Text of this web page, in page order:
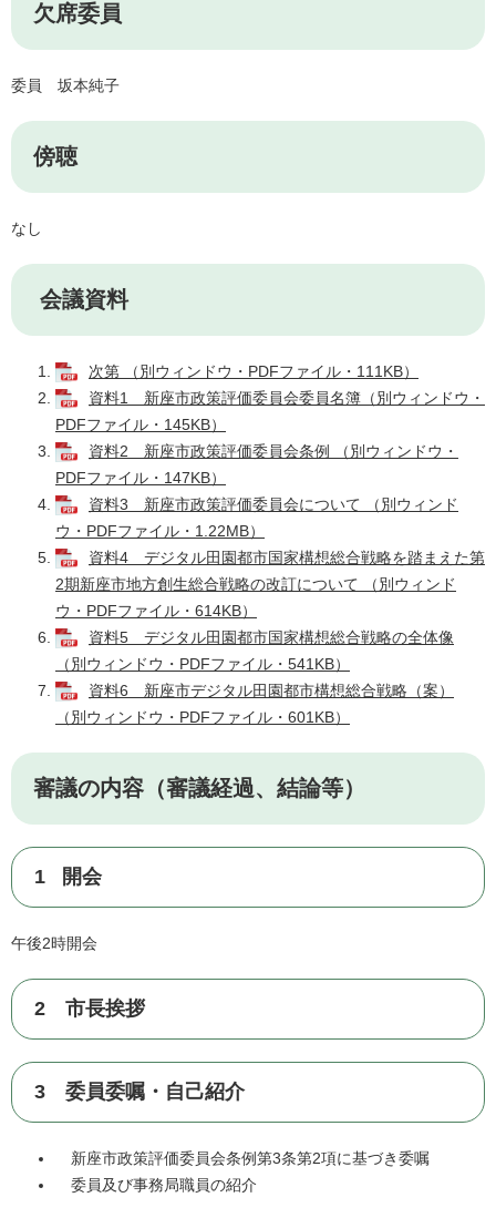
欠席委員
委員 坂本純子
傍聴
なし
会議資料
次第 （別ウィンドウ・PDFファイル・111KB）
資料1 新座市政策評価委員会委員名簿（別ウィンドウ・
PDFファイル・145KB）
資料2 新座市政策評価委員会条例 （別ウィンドウ・
PDFファイル・147KB）
資料3 新座市政策評価委員会について （別ウィンド
ウ・PDFファイル・1.22MB）
資料4 デジタル田園都市国家構想総合戦略を踏まえた第
2期新座市地方創生総合戦略の改訂について （別ウィンド
ウ・PDFファイル・614KB）
資料5 デジタル田園都市国家構想総合戦略の全体像
（別ウィンドウ・PDFファイル・541KB）
資料6 新座市デジタル田園都市構想総合戦略（案）
（別ウィンドウ・PDFファイル・601KB）
審議の内容（審議経過、結論等）
1 開会
午後2時開会
2 市長挨拶
3 委員委嘱・自己紹介
新座市政策評価委員会条例第3条第2項に基づき委嘱
委員及び事務局職員の紹介